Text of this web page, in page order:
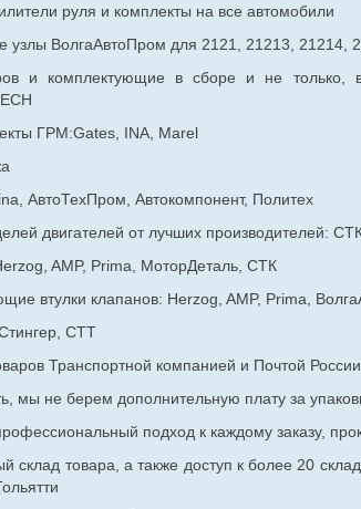
руля и комплекты на все автомобили
узлы ВолгаАвтоПром для 2121, 21213, 21214,
и комплектующие в сборе и не только,
ГРМ:Gates, INA, Marel
АвтоТехПром, Автокомпонент, Политех
двигателей от лучших производителей:
AMP, Prima, МоторДеталь, СТК
втулки клапанов: Herzog, AMP, Prima,
СТТ
Транспортной компанией и Почтой
мы не берем дополнительную плату за
подход к каждому заказу,
склад товара, а также доступ к более 20